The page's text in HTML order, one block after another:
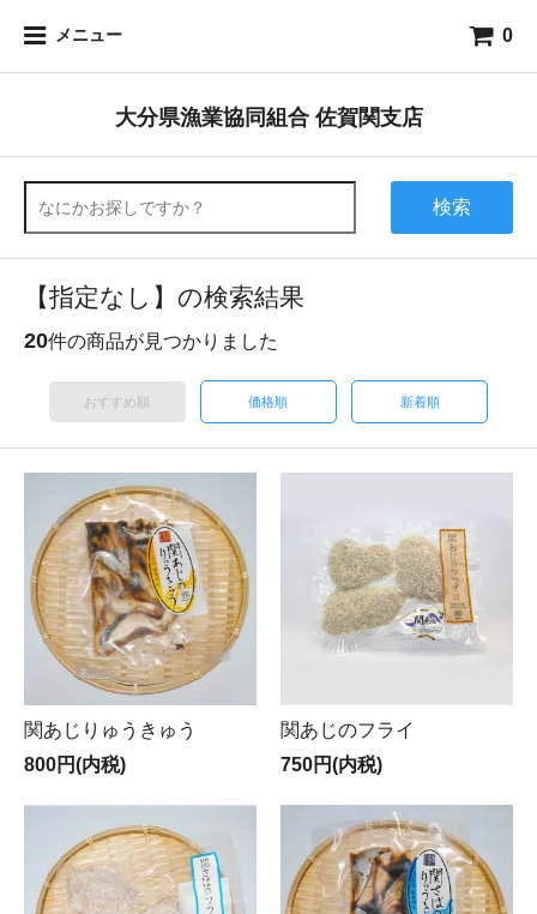
メニュー 0
大分県漁業協同組合 佐賀関支店
検索
【指定なし】の検索結果
20件の商品が見つかりました
おすすめ順 価格順 新着順
関あじりゅうきゅう
800円(内税)
関あじのフライ
750円(内税)